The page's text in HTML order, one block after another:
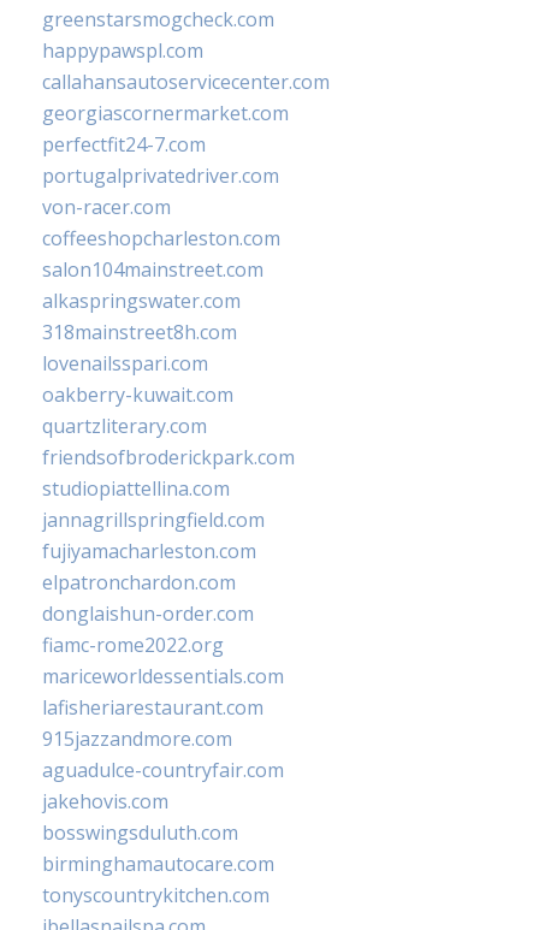
greenstarsmogcheck.com
happypawspl.com
callahansautoservicecenter.com
georgiascornermarket.com
perfectfit24-7.com
portugalprivatedriver.com
von-racer.com
coffeeshopcharleston.com
salon104mainstreet.com
alkaspringswater.com
318mainstreet8h.com
lovenailsspari.com
oakberry-kuwait.com
quartzliterary.com
friendsofbroderickpark.com
studiopiattellina.com
jannagrillspringfield.com
fujiyamacharleston.com
elpatronchardon.com
donglaishun-order.com
fiamc-rome2022.org
mariceworldessentials.com
lafisheriarestaurant.com
915jazzandmore.com
aguadulce-countryfair.com
jakehovis.com
bosswingsduluth.com
birminghamautocare.com
tonyscountrykitchen.com